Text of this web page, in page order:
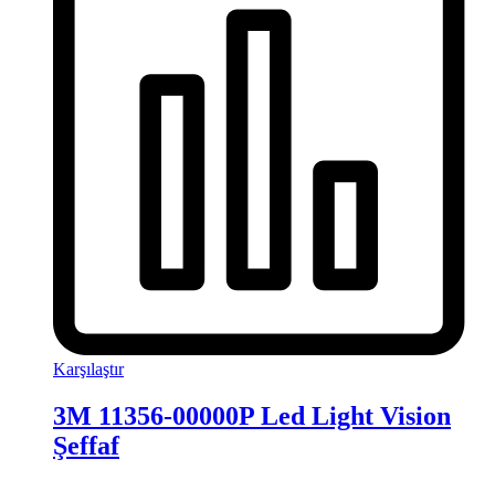
Karşılaştır
3M 11356-00000P Led Light Vision
Şeffaf